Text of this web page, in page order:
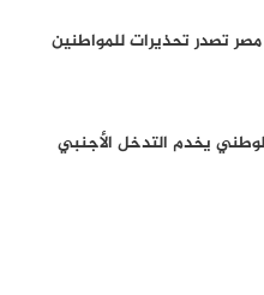
تصدر تحذيرات للمواطنين
يخدم التدخل الأجنبي